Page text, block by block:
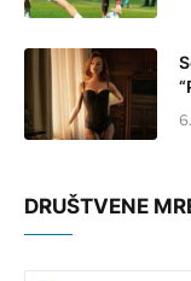
DRUŠTVENE